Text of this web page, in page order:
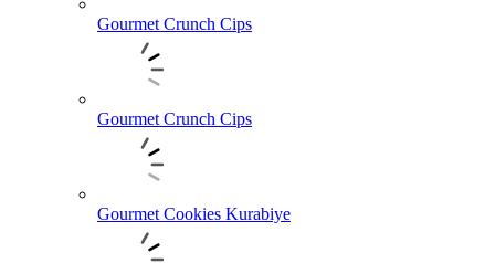
Gourmet Crunch Cips
Gourmet Crunch Cips
Gourmet Cookies Kurabiye